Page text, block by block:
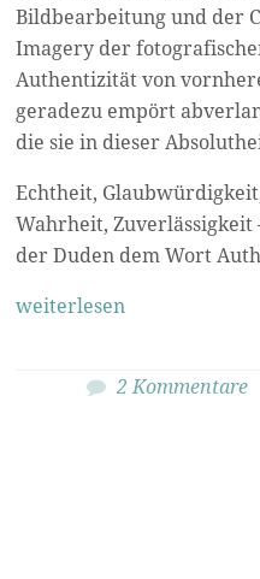
Bildbearbeitung und der
Imagery der
Authentizität von
geradezu empört
die sie in dieser
Echtheit,
Wahrheit, Zuverlässigkeit
der Duden dem Wort
weiterlesen
2 Kommentare